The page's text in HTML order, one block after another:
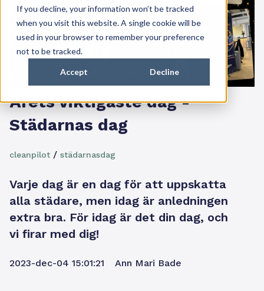
If you decline, your information won’t be tracked
when you visit this website. A single cookie will be
used in your browser to remember your preference
not to be tracked.
Accept Decline
Årets viktigaste dag -
Städarnas dag
cleanpilot / städarnasdag
Varje dag är en dag för att uppskatta
alla städare, men idag är anledningen
extra bra. För idag är det din dag, och
vi firar med dig!
2023-dec-04 15:01:21 Ann Mari Bade